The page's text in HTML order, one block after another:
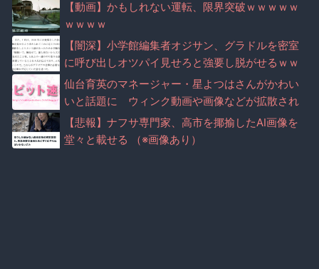
【動画】かもしれない運転、限界突破ｗｗｗｗｗ
ｗｗｗｗ
【闇深】小学館編集者オジサン、グラドルを密室
に呼び出しオツパイ見せろと強要し脱がせるｗｗ
ｗｗｗｗｗｗｗｗｗ
仙台育英のマネージャー・星よつはさんがかわい
いと話題に ウィンク動画や画像などが拡散され
る（※画像・動画あり）
【悲報】ナフサ専門家、高市を揶揄したAI画像を
堂々と載せる （※画像あり）